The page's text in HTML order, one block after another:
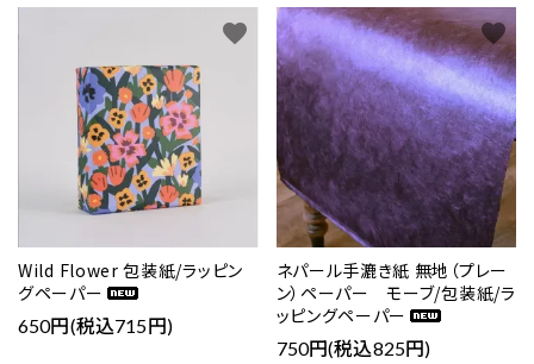
Wild Flower 包装紙/ラッピン
グペーパー
650円(税込715円)
favorite
ネパール手漉き紙 無地（プレー
ン）ペーパー モーブ/包装紙/ラ
ッピングペーパー
750円(税込825円)
favorite